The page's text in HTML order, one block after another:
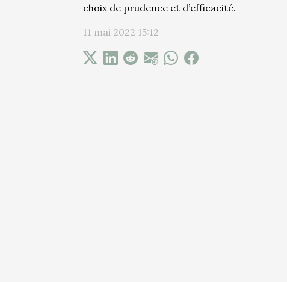
choix de prudence et d’efficacité.
11 mai 2022 15:12